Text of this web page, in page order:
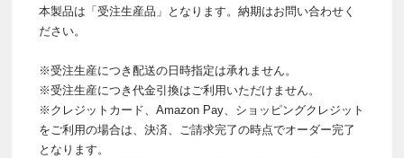
本製品は「受注生産品」となります。納期はお問い合わせく
ださい。
※受注生産につき配送の日時指定は承れません。
※受注生産につき代金引換はご利用いただけません。
※クレジットカード、Amazon Pay、ショッピングクレジット
をご利用の場合は、決済、ご請求完了の時点でオーダー完了
となります。